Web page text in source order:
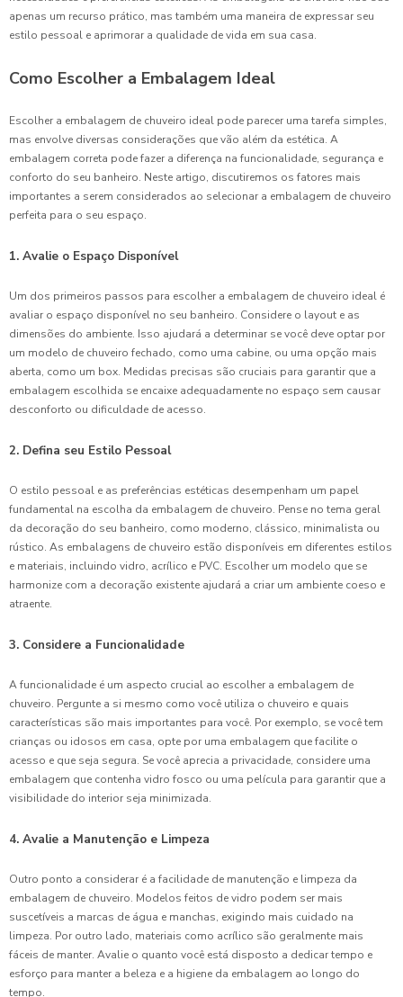
apenas um recurso prático, mas também uma maneira de expressar seu
estilo pessoal e aprimorar a qualidade de vida em sua casa.
Como Escolher a Embalagem Ideal
Escolher a embalagem de chuveiro ideal pode parecer uma tarefa simples,
mas envolve diversas considerações que vão além da estética. A
embalagem correta pode fazer a diferença na funcionalidade, segurança e
conforto do seu banheiro. Neste artigo, discutiremos os fatores mais
importantes a serem considerados ao selecionar a embalagem de chuveiro
perfeita para o seu espaço.
1. Avalie o Espaço Disponível
Um dos primeiros passos para escolher a embalagem de chuveiro ideal é
avaliar o espaço disponível no seu banheiro. Considere o layout e as
dimensões do ambiente. Isso ajudará a determinar se você deve optar por
um modelo de chuveiro fechado, como uma cabine, ou uma opção mais
aberta, como um box. Medidas precisas são cruciais para garantir que a
embalagem escolhida se encaixe adequadamente no espaço sem causar
desconforto ou dificuldade de acesso.
2. Defina seu Estilo Pessoal
O estilo pessoal e as preferências estéticas desempenham um papel
fundamental na escolha da embalagem de chuveiro. Pense no tema geral
da decoração do seu banheiro, como moderno, clássico, minimalista ou
rústico. As embalagens de chuveiro estão disponíveis em diferentes estilos
e materiais, incluindo vidro, acrílico e PVC. Escolher um modelo que se
harmonize com a decoração existente ajudará a criar um ambiente coeso e
atraente.
3. Considere a Funcionalidade
A funcionalidade é um aspecto crucial ao escolher a embalagem de
chuveiro. Pergunte a si mesmo como você utiliza o chuveiro e quais
características são mais importantes para você. Por exemplo, se você tem
crianças ou idosos em casa, opte por uma embalagem que facilite o
acesso e que seja segura. Se você aprecia a privacidade, considere uma
embalagem que contenha vidro fosco ou uma película para garantir que a
visibilidade do interior seja minimizada.
4. Avalie a Manutenção e Limpeza
Outro ponto a considerar é a facilidade de manutenção e limpeza da
embalagem de chuveiro. Modelos feitos de vidro podem ser mais
suscetíveis a marcas de água e manchas, exigindo mais cuidado na
limpeza. Por outro lado, materiais como acrílico são geralmente mais
fáceis de manter. Avalie o quanto você está disposto a dedicar tempo e
esforço para manter a beleza e a higiene da embalagem ao longo do
tempo.